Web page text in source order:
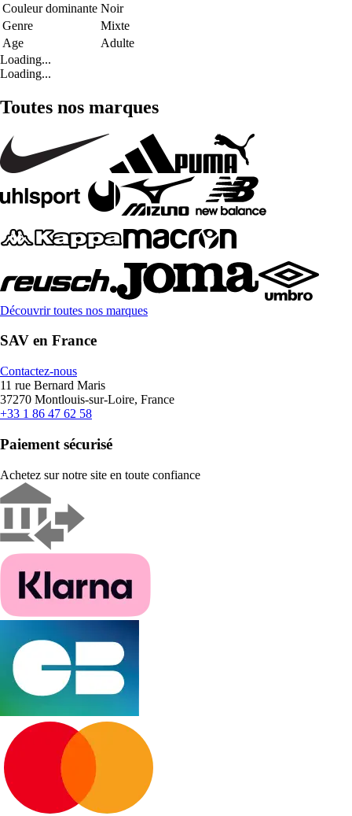
Couleur dominante Noir
Genre
Mixte
Age
Adulte
Loading...
Loading...
Toutes nos marques
Découvrir toutes nos marques
SAV en France
Contactez-nous
11 rue Bernard Maris
37270 Montlouis-sur-Loire, France
+33 1 86 47 62 58
Paiement sécurisé
Achetez sur notre site en toute confiance